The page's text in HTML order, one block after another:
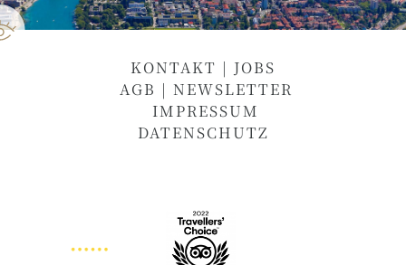
KONTAKT | JOBS
AGB | NEWSLETTER
IMPRESSUM
DATENSCHUTZ